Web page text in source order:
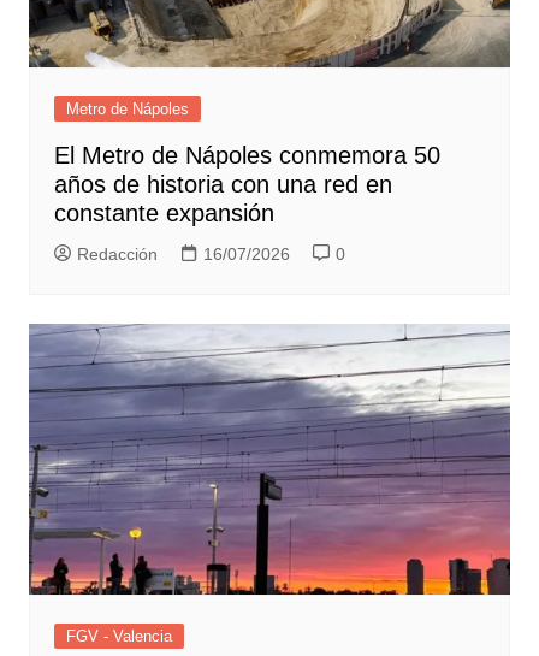
Metro de Nápoles
El Metro de Nápoles conmemora 50
años de historia con una red en
constante expansión
Redacción 16/07/2026 0
FGV - Valencia